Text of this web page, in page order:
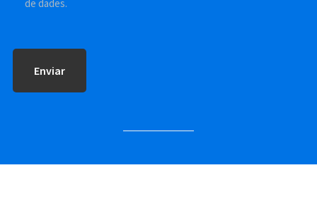
de dades.